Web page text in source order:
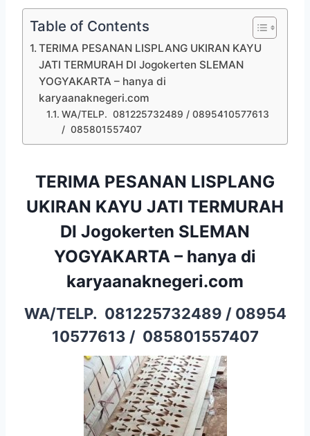
Table of Contents
TERIMA PESANAN LISPLANG UKIRAN KAYU
JATI TERMURAH DI Jogokerten SLEMAN
YOGYAKARTA – hanya di
karyaanaknegeri.com
WA/TELP. 081225732489 / 0895410577613
/ 085801557407
TERIMA PESANAN LISPLANG
UKIRAN KAYU JATI TERMURAH
DI Jogokerten SLEMAN
YOGYAKARTA – hanya di
karyaanaknegeri.com
WA/TELP. 081225732489 / 08954
10577613 / 085801557407